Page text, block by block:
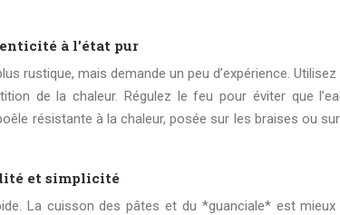
à l’état pur
rustique, mais demande un peu d’expérience.
de la chaleur. Régulez le feu pour éviter que
résistante à la chaleur, posée sur les braises ou
et simplicité
La cuisson des pâtes et du *guanciale* est